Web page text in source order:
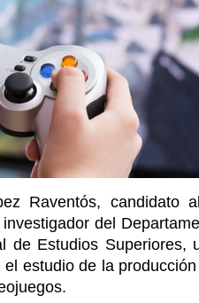
Raventós, candidato
del
de Estudios Superiores,
estudio de la